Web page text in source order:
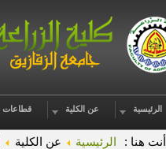
الرئيسية عن الكلية قطاعات
أنت هنا : الرئيسية عن الكلية